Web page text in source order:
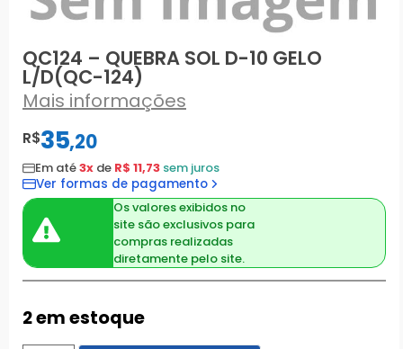
QC124 – QUEBRA SOL D-10 GELO
L/D(QC-124)
Mais informações
R$35,20
Em até3x de R$ 11,73 sem juros
Ver formas de pagamento
Os valores exibidos no
site são exclusivos para
compras realizadas
diretamente pelo site.
2 em estoque